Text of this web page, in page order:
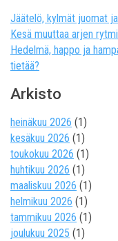
Jäätelö, kylmät juomat
Kesä muuttaa arjen
Hedelmä, happo ja
tietää?
Arkisto
heinäkuu 2026 (1)
kesäkuu 2026 (1)
toukokuu 2026 (1)
huhtikuu 2026 (1)
maaliskuu 2026 (1)
helmikuu 2026 (1)
tammikuu 2026 (1)
joulukuu 2025 (1)